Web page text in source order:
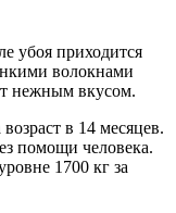
убоя приходится
волокнами
нежным вкусом.
в 14 месяцев.
помощи человека.
1700 кг за